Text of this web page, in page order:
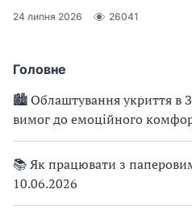
Головне
🏙 Облаштування укриття в
вимог до емоційного
📚 Як працювати з
10.06.2026
платформи цифрової освіти, що
24 липня 2026 26041